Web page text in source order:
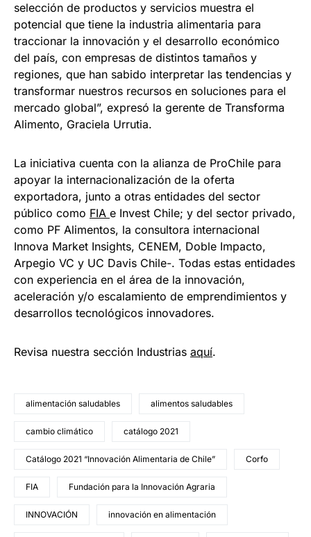
selección de productos y servicios muestra el
potencial que tiene la industria alimentaria para
traccionar la innovación y el desarrollo económico
del país, con empresas de distintos tamaños y
regiones, que han sabido interpretar las tendencias y
transformar nuestros recursos en soluciones para el
mercado global”, expresó la gerente de Transforma
Alimento, Graciela Urrutia.
La iniciativa cuenta con la alianza de ProChile para
apoyar la internacionalización de la oferta
exportadora, junto a otras entidades del sector
público como FIA e Invest Chile; y del sector privado,
como PF Alimentos, la consultora internacional
Innova Market Insights, CENEM, Doble Impacto,
Arpegio VC y UC Davis Chile-. Todas estas entidades
con experiencia en el área de la innovación,
aceleración y/o escalamiento de emprendimientos y
desarrollos tecnológicos innovadores.
Revisa nuestra sección Industrias aquí.
alimentación saludables alimentos saludables
cambio climático catálogo 2021
Catálogo 2021 “Innovación Alimentaria de Chile” Corfo
FIA Fundación para la Innovación Agraria
INNOVACIÓN innovación en alimentación